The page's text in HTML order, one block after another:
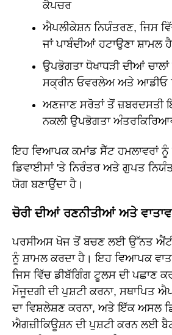
ਕੈਪਚਰ
ਐਪਲੀਕੇਸ਼ਨ ਨਿਯੰਤਰਣ, ਜਿਸ
ਜਾਂ ਪਾਬੰਦੀਆਂ ਹਟਾਉਣਾ ਸ਼ਾਮਲ ਹੈ
ਉਪਭੋਗਤਾ ਧੋਖਾਧੜੀ ਦੀਆਂ
ਸਕ੍ਰੀਨ ਓਵਰਲੇਅ ਅਤੇ ਆਡੀਓ
ਅਣਜਾਣ ਸਰੋਤਾਂ ਤੋਂ ਜ਼ਬਰਦਸਤੀ
ਨਕਲੀ ਉਪਭੋਗਤਾ
ਇਹ ਵਿਆਪਕ ਕਮਾਂਡ ਸੈੱਟ ਹਮਲਾਵਰਾਂ ਨੂੰ
ਡਿਵਾਈਸਾਂ 'ਤੇ ਨਿਰੰਤਰ ਅਤੇ ਗੁਪਤ
ਯੋਗ ਬਣਾਉਂਦਾ ਹੈ।
ਚੋਰੀ ਦੀਆਂ ਰਣਨੀਤੀਆਂ ਅਤੇ
ਪਰਸੀਅਸ ਖੋਜ ਤੋਂ ਬਚਣ ਲਈ ਉੱਨਤ
ਨੂੰ ਸ਼ਾਮਲ ਕਰਦਾ ਹੈ। ਇਹ ਵਿਆਪਕ
ਜਿਸ ਵਿੱਚ ਡੀਬੱਗਿੰਗ ਟੂਲਸ ਦੀ ਪਛਾਣ
ਮੌਜੂਦਗੀ ਦੀ ਪੁਸ਼ਟੀ ਕਰਨਾ, ਸਥਾਪਿਤ
ਦਾ ਵਿਸ਼ਲੇਸ਼ਣ ਕਰਨਾ, ਅਤੇ ਇੱਕ ਅਸਲ
ਐਗਜ਼ੀਕਿਊਸ਼ਨ ਦੀ ਪੁਸ਼ਟੀ ਕਰਨ ਲਈ